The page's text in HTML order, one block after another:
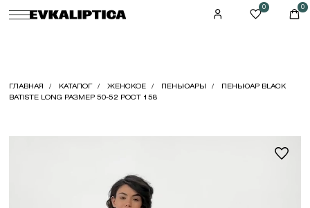
0 0
ГЛАВНАЯ КАТАЛОГ ЖЕНСКОЕ ПЕНЬЮАРЫ
ПЕНЬЮАР BLACK
BATISTE LONG РАЗМЕР 50-52 РОСТ 158